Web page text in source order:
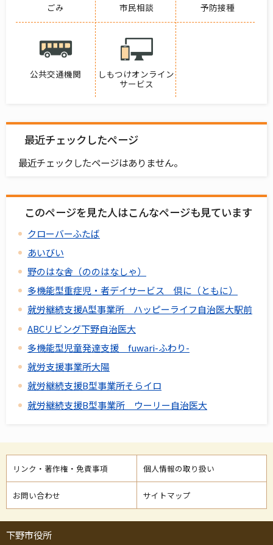
ごみ 市民相談 予防接種
公共交通機関
しもつけオンライン
サービス
最近チェックしたページ
最近チェックしたページはありません。
このページを見た人はこんなページも見ています
クローバーふたば
あいびい
野のはな舎（ののはなしゃ）
多機能型重症児・者デイサービス 倶に（ともに）
就労継続支援A型事業所 ハッピーライフ自治医大駅前
ABCリビング下野自治医大
多機能型児童発達支援 fuwari-ふわり-
就労支援事業所大陽
就労継続支援B型事業所そらイロ
就労継続支援B型事業所 ウーリー自治医大
リンク・著作権・免責事項 個人情報の取り扱い
お問い合わせ サイトマップ
下野市役所